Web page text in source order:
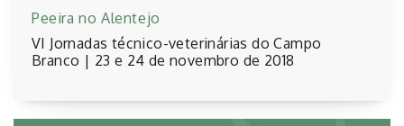
Peeira no Alentejo
VI Jornadas técnico-veterinárias do Campo
Branco | 23 e 24 de novembro de 2018